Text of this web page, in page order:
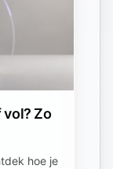
Zo
hoe je